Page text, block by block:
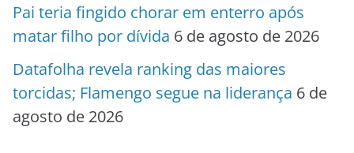
Pai teria fingido chorar em enterro após
matar filho por dívida 6 de agosto de 2026
Datafolha revela ranking das maiores
torcidas; Flamengo segue na liderança 6 de
agosto de 2026